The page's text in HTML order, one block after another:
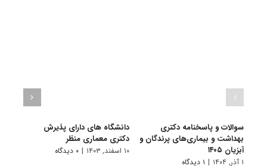
سوالات و پاسخنامه دکتری
بهداشت و بیماری‌های پرندگان و
آبزیان ۱۴۰۵
۱ آذر, ۱۴۰۴ | ۱ دیدگاه
دانشگاه های دارای پذیرش
دکتری ﻣﻌﻤﺎری منظر
۱۰ اسفند, ۱۴۰۳ | ۰ دیدگاه